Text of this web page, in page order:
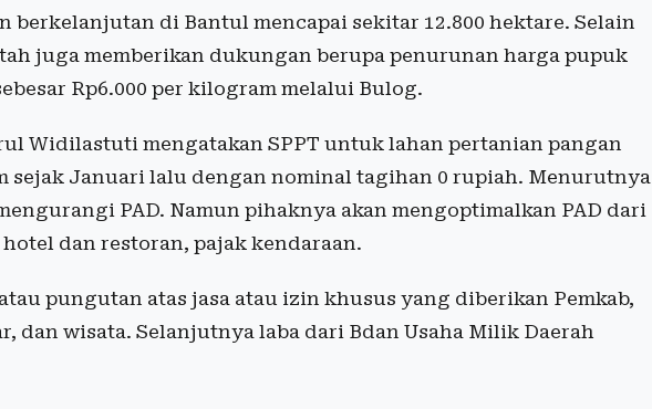
berkelanjutan di Bantul mencapai sekitar 12.800 hektare. Selain
juga memberikan dukungan berupa penurunan harga pupuk
Rp6.000 per kilogram melalui Bulog.
Widilastuti mengatakan SPPT untuk lahan pertanian pangan
Januari lalu dengan nominal tagihan 0 rupiah. Menurutnya
PAD. Namun pihaknya akan mengoptimalkan PAD dari
dan restoran, pajak kendaraan.
pungutan atas jasa atau izin khusus yang diberikan Pemkab,
dan wisata. Selanjutnya laba dari Bdan Usaha Milik Daerah